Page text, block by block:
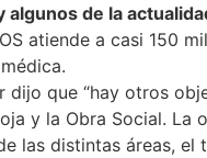
algunos de la
atiende a casi 150
dijo que “hay otros
y la Obra Social.
las distintas áreas,